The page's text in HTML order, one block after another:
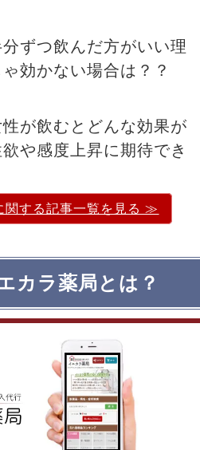
ずつ飲んだ方がいい理
効かない場合は？？
が飲むとどんな効果が
や感度上昇に期待でき
関する記事一覧を見る ≫
カラ薬局とは？